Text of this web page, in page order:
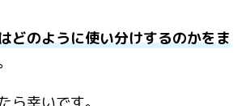
どのように使い分けするのかをま